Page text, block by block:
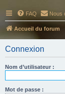
FAQ Nous
Accueil du forum
Connexion
Nom d’utilisateur :
Mot de passe :